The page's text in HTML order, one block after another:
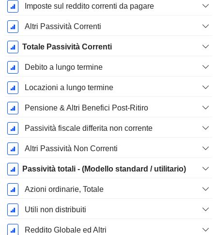
Imposte sul reddito correnti da pagare
Altri Passività Correnti
Totale Passività Correnti
Debito a lungo termine
Locazioni a lungo termine
Pensione & Altri Benefici Post-Ritiro
Passività fiscale differita non corrente
Altri Passività Non Correnti
Passività totali - (Modello standard / utilitario)
Azioni ordinarie, Totale
Utili non distribuiti
Reddito Globale ed Altri